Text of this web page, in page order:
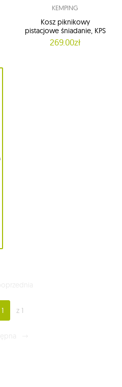
KEMPING
Kosz piknikowy
pistacjowe śniadanie, KPS
269.00zł
1 z 1